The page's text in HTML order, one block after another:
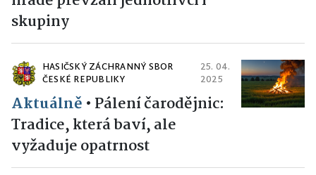
skupiny
HASIČSKÝ ZÁCHRANNÝ SBOR
ČESKÉ REPUBLIKY
25. 04.
2025
Aktuálně • Pálení čarodějnic:
Tradice, která baví, ale
vyžaduje opatrnost